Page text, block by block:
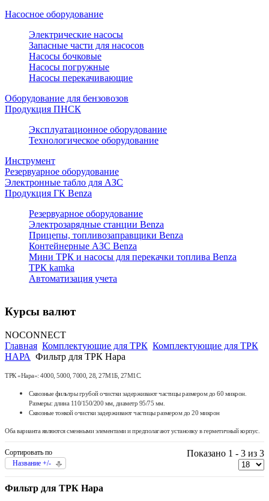
Насосное оборудование
Электрические насосы
Запасные части для насосов
Насосы бочковые
Насосы погружные
Насосы перекачивающие
Оборудование для бензовозов
Продукция ПНСК
Эксплуатационное оборудование
Технологическое оборудование
Инструмент
Резервуарное оборудование
Электронные табло для АЗС
Продукция ГК Benza
Резервуарное оборудование
Электрозарядные станции Benza
Прицепы, топливозаправщики Benza
Контейнерные АЗС Benza
Мини ТРК и насосы для перекачки топлива Benza
ТРК kamka
Автоматизация учета
Курсы валют
NOCONNECT
Главная Комплектующие для ТРК Комплектующие для ТРК
НАРА Фильтр для ТРК Нара
ТРК «Нара»: 4000, 5000, 7000, 28, 27М1Б, 27М1С.
Сквозные фильтры грубой очистки задерживают частицы размером до 60 микрон.
Размеры: длина 110/150/200 мм, диаметр 95/75 мм.
Сквозные тонкой очистки задерживают частицы размером до 20 микрон
Оба варианта являются сменными элементами и предполагают установку в герметичный корпус.
Сортировать по
Название +/-
Показано 1 - 3 из 3
Фильтр для ТРК Нара